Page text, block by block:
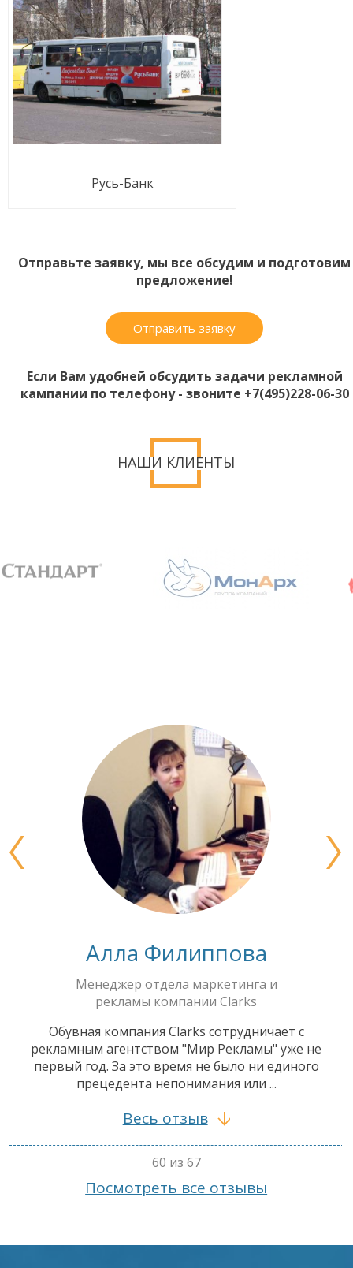
Русь-Банк
Отправьте заявку, мы все обсудим и подготовим
предложение!
Отправить заявку
Если Вам удобней обсудить задачи рекламной
кампании по телефону - звоните +7(495)228-06-30
НАШИ КЛИЕНТЫ
Алла Филиппова
Менеджер отдела маркетинга и
рекламы компании Clarks
Обувная компания Clarks сотрудничает с
рекламным агентством "Мир Рекламы" уже не
первый год. За это время не было ни единого
прецедента непонимания или ...
Весь отзыв
60 из 67
Посмотреть все отзывы